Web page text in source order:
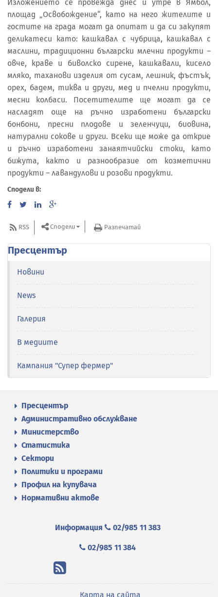
Изложението се провежда днес и утре в Ямбол,
площад „Освобождение“, като на него жителите и
гостите на града могат да опитат и да си закупят
деликатеси като: кашкавал с чубрица, кашкавал с
маслини, традиционни български млечни продукти –
овче, краве и биволско сирене, кашкавали, кисело
мляко, таханови изделия от сусам, лешник, фъстък,
орех, бадем, тиква и други, мед и пчелни продукти,
месни колбаси. Посетителите ще могат да се
насладят още на ръчно изработени български
бонбони, пресни плодове и зеленчуци, биовина,
натурални сокове и други. Всеки ще може да открие
и ръчно изработени занаятчийски стоки, като
бижута, както и разнообразие от козметични
продукти – лавандулови и розови продукти.
Сподели в:
RSS Сподели Разпечатай
Пресцентър
Новини
News
Галерия
В медиите
Кампания "Супер фермер"
Пресцентър
Административно обслужване
Министерство
Статистика
Сектори
Политики и програми
Профил на купувача
Нормативни актове
Информация 02/985 11 383
02/985 11 384
Карта на сайта